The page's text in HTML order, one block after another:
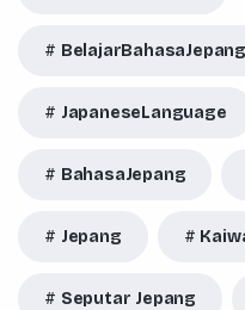
JapaneseLanguage
BahasaJepang
Jepang
Seputar Jepang